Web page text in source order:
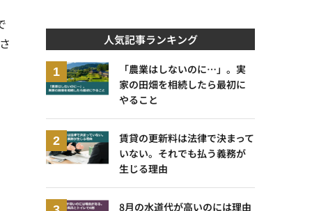
人気記事ランキング
「農業はしないのに…」。実
家の田畑を相続したら最初に
やること
賃貸の更新料は法律で決まって
いない。それでも払う義務が
生じる理由
8月の水道代が高いのには理由